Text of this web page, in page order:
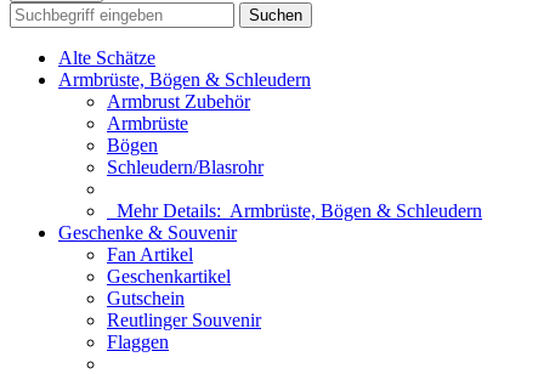
Suchen
Alte Schätze
Armbrüste, Bögen & Schleudern
Armbrust Zubehör
Armbrüste
Bögen
Schleudern/Blasrohr
Mehr Details: Armbrüste, Bögen & Schleudern
Geschenke & Souvenir
Fan Artikel
Geschenkartikel
Gutschein
Reutlinger Souvenir
Flaggen